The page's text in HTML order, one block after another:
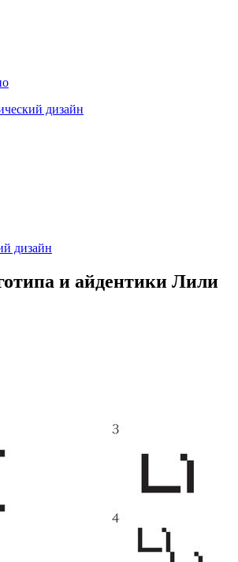
дизайн
дизайн
и айдентики Лили